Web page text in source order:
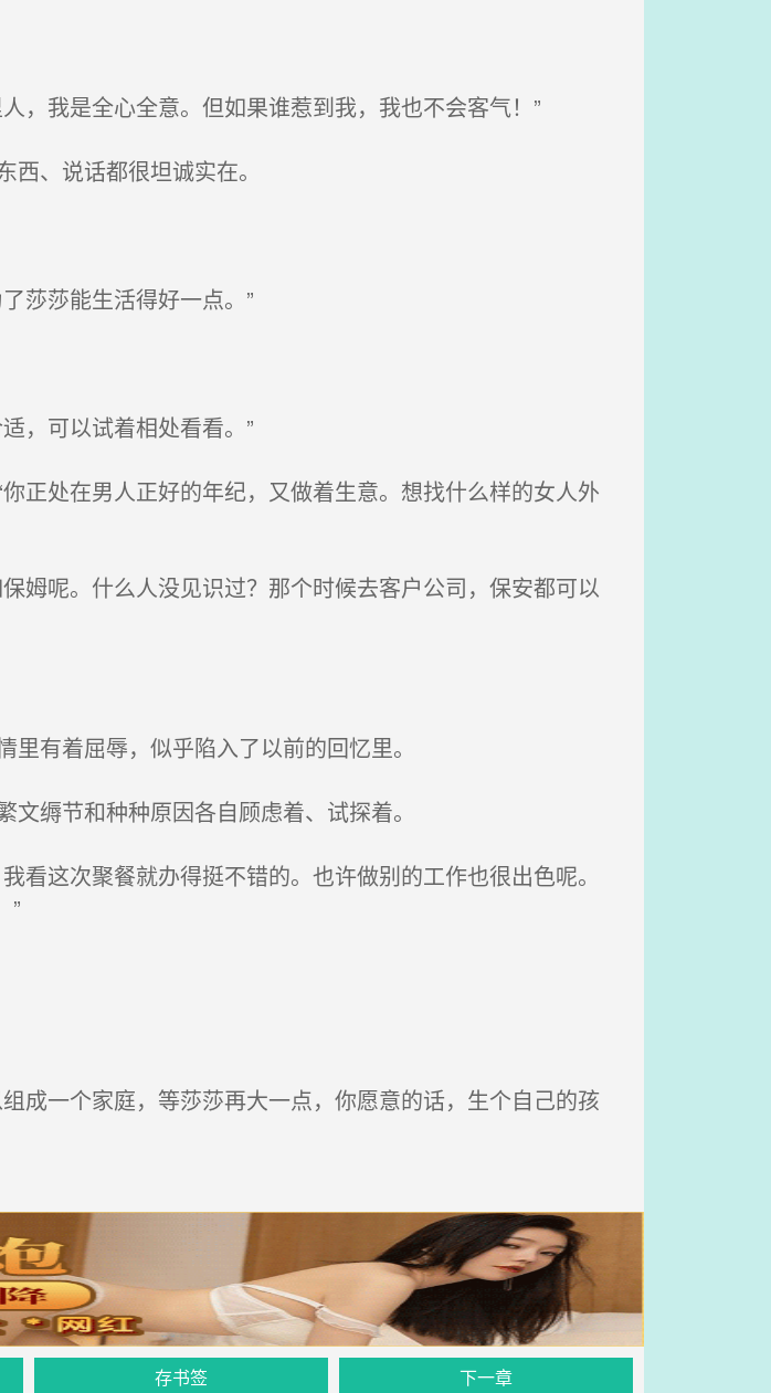
，我是全心全意。但如果谁惹到我，我也不会客气！”
、说话都很坦诚实在。
莎莎能生活得好一点。”
，可以试着相处看看。”
正处在男人正好的年纪，又做着生意。想找什么样的女人外
姆呢。什么人没见识过？那个时候去客户公司，保安都可以
有着屈辱，似乎陷入了以前的回忆里。
缛节和种种原因各自顾虑着、试探着。
这次聚餐就办得挺不错的。也许做别的工作也很出色呢。
”
成一个家庭，等莎莎再大一点，你愿意的话，生个自己的孩
存书签 下一章